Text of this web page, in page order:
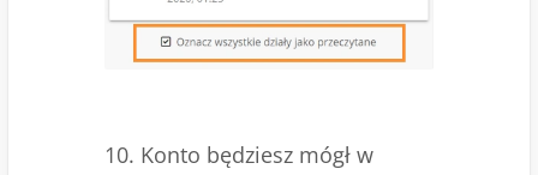
10. Konto będziesz mógł w